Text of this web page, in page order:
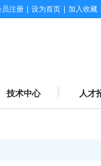
员注册 设为首页 加入收藏
技术中心 人才